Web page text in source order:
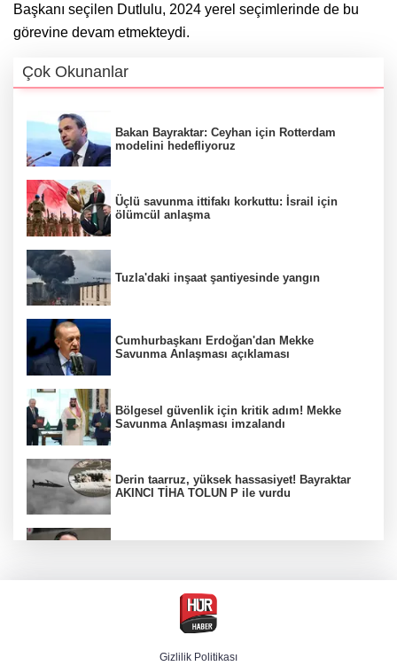
Başkanı seçilen Dutlulu, 2024 yerel seçimlerinde de bu
görevine devam etmekteydi.
Çok Okunanlar
Bakan Bayraktar: Ceyhan için Rotterdam
modelini hedefliyoruz
Üçlü savunma ittifakı korkuttu: İsrail için
ölümcül anlaşma
Tuzla'daki inşaat şantiyesinde yangın
Cumhurbaşkanı Erdoğan'dan Mekke
Savunma Anlaşması açıklaması
Bölgesel güvenlik için kritik adım! Mekke
Savunma Anlaşması imzalandı
Derin taarruz, yüksek hassasiyet! Bayraktar
AKINCI TİHA TOLUN P ile vurdu
Menderes Belediye Başkanı İlkay Çiçek
Gizlilik Politikası